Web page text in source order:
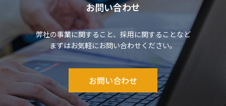
お問い合わせ
弊社の事業に関すること、採用に関することなど
まずはお気軽にお問い合わせください。
お問い合わせ